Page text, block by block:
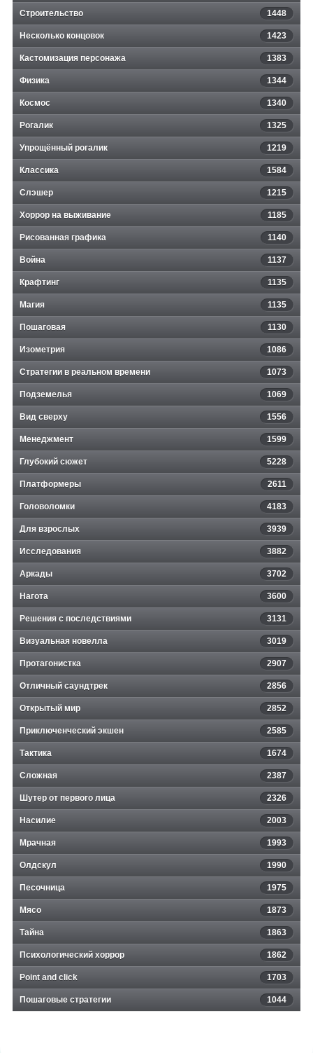
Строительство 1448
Несколько концовок 1423
Кастомизация персонажа 1383
Физика 1344
Космос 1340
Рогалик 1325
Упрощённый рогалик 1219
Классика 1584
Слэшер 1215
Хоррор на выживание 1185
Рисованная графика 1140
Война 1137
Крафтинг 1135
Магия 1135
Пошаговая 1130
Изометрия 1086
Стратегии в реальном времени 1073
Подземелья 1069
Вид сверху 1556
Менеджмент 1599
Глубокий сюжет 5228
Платформеры 2611
Головоломки 4183
Для взрослых 3939
Исследования 3882
Аркады 3702
Нагота 3600
Решения с последствиями 3131
Визуальная новелла 3019
Протагонистка 2907
Отличный саундтрек 2856
Открытый мир 2852
Приключенческий экшен 2585
Тактика 1674
Сложная 2387
Шутер от первого лица 2326
Насилие 2003
Мрачная 1993
Олдскул 1990
Песочница 1975
Мясо 1873
Тайна 1863
Психологический хоррор 1862
Point and click 1703
Пошаговые стратегии 1044